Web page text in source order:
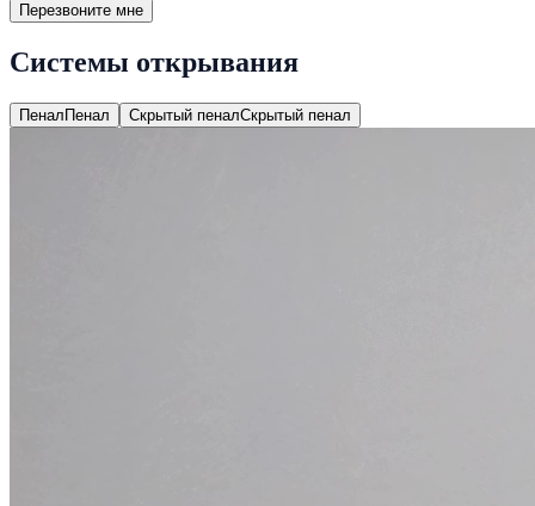
Перезвоните мне
Системы открывания
Пенал Пенал Скрытый пеналСкрытый пенал